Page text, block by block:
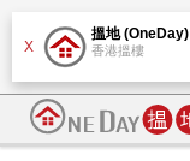
X
搵地
香港搵樓